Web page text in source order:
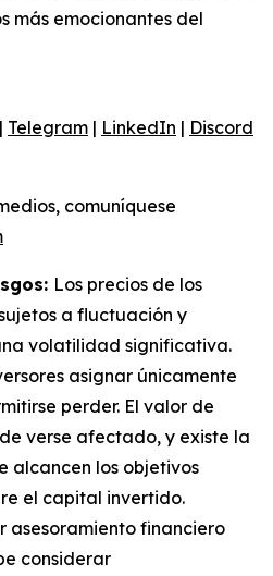
más emocionantes del
| Telegram | LinkedIn | Discord
comuníquese
Los precios de los
a fluctuación y
volatilidad significativa.
asignar únicamente
perder. El valor de
verse afectado, y existe la
alcancen los objetivos
el capital invertido.
asesoramiento financiero
considerar